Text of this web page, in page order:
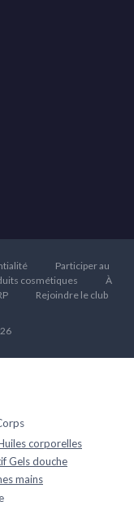
Participer au
cosmétiques
À
Rejoindre le club
corporelles
Gels douche
mains